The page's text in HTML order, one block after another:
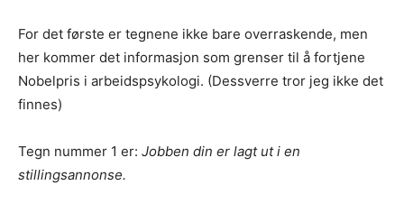
For det første er tegnene ikke bare overraskende, men
her kommer det informasjon som grenser til å fortjene
Nobelpris i arbeidspsykologi. (Dessverre tror jeg ikke det
finnes)
Tegn nummer 1 er: Jobben din er lagt ut i en
stillingsannonse.